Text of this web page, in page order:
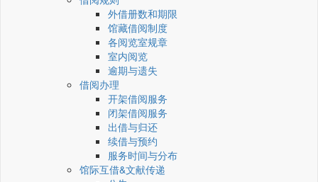
外借册数和期限
馆藏借阅制度
各阅览室规章
室内阅览
逾期与遗失
借阅办理
开架借阅服务
闭架借阅服务
出借与归还
续借与预约
服务时间与分布
馆际互借&文献传递